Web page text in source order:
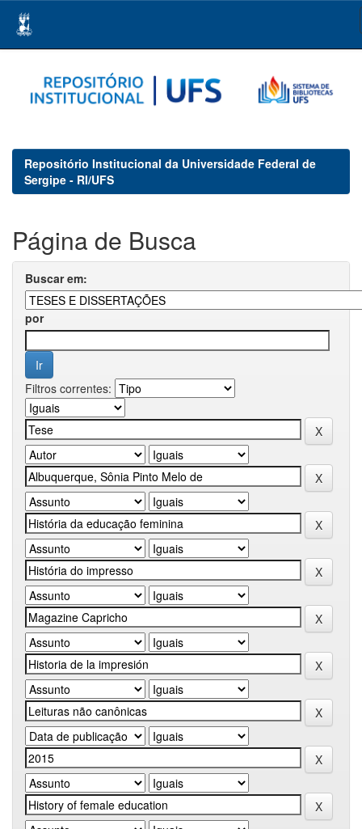
navigation
Repositório Institucional da Universidade Federal de
Sergipe - RI/UFS
Página de Busca
Buscar em:
por
Filtros correntes: